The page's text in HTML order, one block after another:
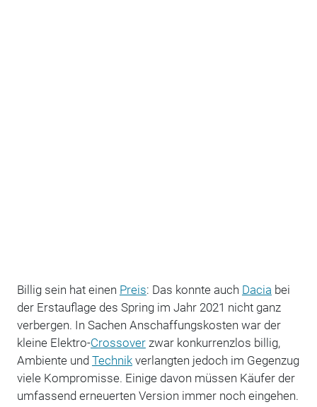
Billig sein hat einen Preis: Das konnte auch Dacia bei
der Erstauflage des Spring im Jahr 2021 nicht ganz
verbergen. In Sachen Anschaffungskosten war der
kleine Elektro-Crossoverzwar konkurrenzlos billig,
Ambiente und Technikverlangten jedoch im Gegenzug
viele Kompromisse. Einige davon müssen Käufer der
umfassend erneuerten Version immer noch eingehen.